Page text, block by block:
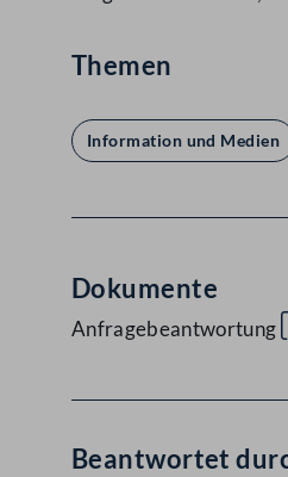
Themen
Information und Medien
Dokumente
Anfragebeantwortung
Beantwortet